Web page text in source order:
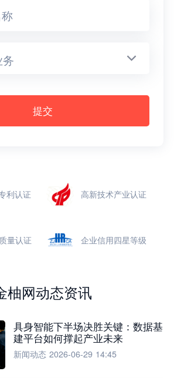
提交
利认证 高新技术产业认证
量认证 企业信用四星等级
柚网动态资讯
具身智能下半场决胜关键：数据基
建平台如何撑起产业未来
新闻动态 2026-06-29 14:45